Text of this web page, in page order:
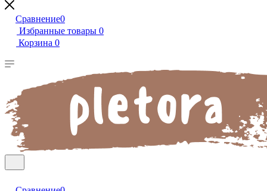
Сравнение0
Избранные товары 0
Корзина 0